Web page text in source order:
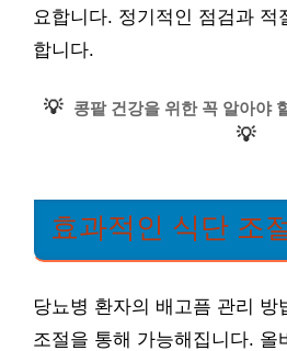
요합니다. 정기적인 점검과 적
합니다.
💡 콩팥 건강을 위한 꼭 알아야
💡
효과적인 식단 조
당뇨병 환자의 배고픔 관리 방
조절을 통해 가능해집니다. 올